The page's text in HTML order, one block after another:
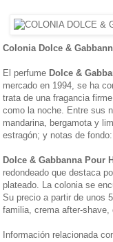
Colonia Dolce &
El perfume Dolce &
mercado en 1994, se ha
trata de una fragancia
como la noche. Entre sus
mandarina, bergamota y
estragón; y notas de
Dolce & Gabbanna Pour
redondeado que destaca
plateado. La colonia se
Su precio a partir de unos
familia, crema after-shave,
Información relacionada